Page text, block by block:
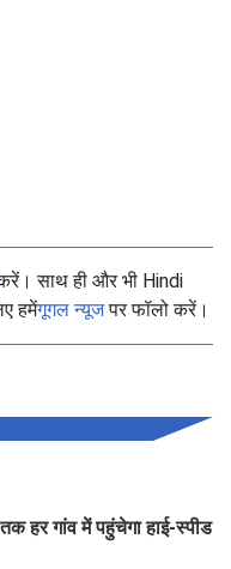
साथ ही और भी Hindi
हमेंगूगल न्यूजपर फॉलो करें।
हर गांव में पहुंचेगा हाई-स्पीड